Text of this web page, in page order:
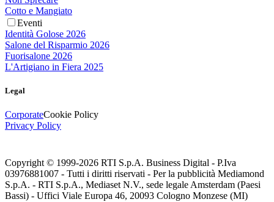
Cotto e Mangiato
Eventi
Identità Golose 2026
Salone del Risparmio 2026
Fuorisalone 2026
L'Artigiano in Fiera 2025
Legal
CorporateCookie Policy
Privacy Policy
Copyright © 1999-2026 RTI S.p.A. Business Digital - P.Iva
03976881007 - Tutti i diritti riservati - Per la pubblicità Mediamond
S.p.A. - RTI S.p.A., Mediaset N.V., sede legale Amsterdam (Paesi
Bassi) - Uffici Viale Europa 46, 20093 Cologno Monzese (MI)